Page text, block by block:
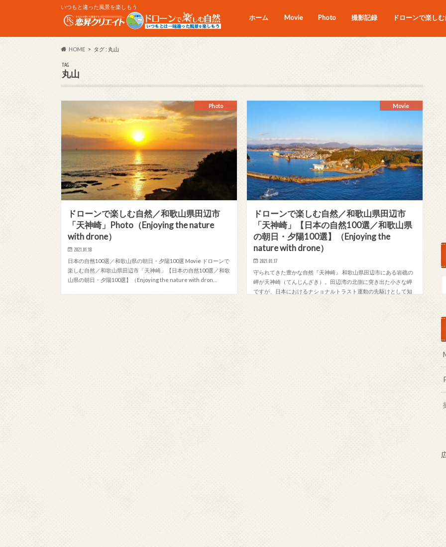
いつもと違った風景を楽しもう
ホーム Movie Photo 撮影記録 ドローンで楽し
HOME タグ : 丸山
TAG
丸山
Photo
ドローンで楽しむ自然／和歌山県田辺市
「天神崎」Photo（Enjoying the nature
with drone）
2021.01.18
日本の自然100選／和歌山県の朝日・夕陽100選 Movie ドローンで
楽しむ自然／和歌山県田辺市「天神崎」【日本の自然100選／和歌
山県の朝日・夕陽100選】（Enjoying the nature with dron…
Movie
ドローンで楽しむ自然／和歌山県田辺市
「天神崎」【日本の自然100選／和歌山県
の朝日・夕陽100選】（Enjoying the
nature with drone）
2021.01.17
守られてきた豊かな自然『天神崎』 和歌山県田辺市にある岩礁の
岬が天神崎（てんじんざき）。田辺湾の北側に突き出た小さな岬
ですが、日本におけるナショナルトラスト運動の先駆けとして知